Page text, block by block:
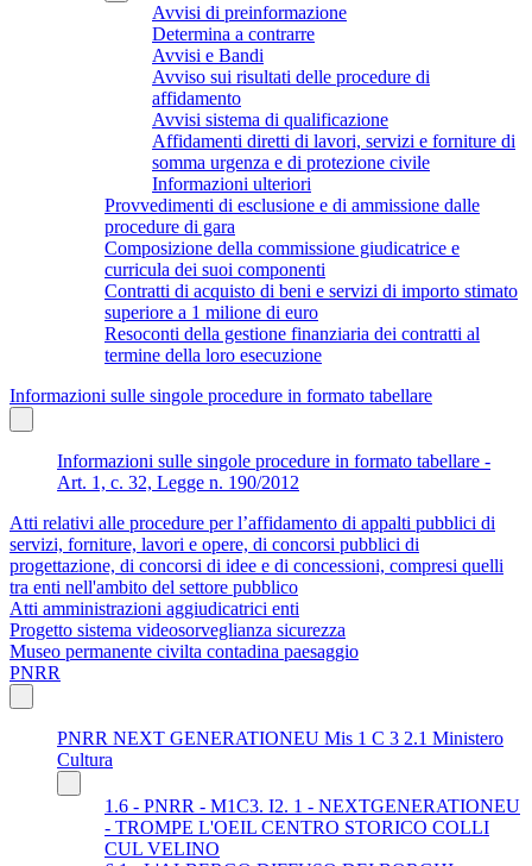
Avvisi di preinformazione
Determina a contrarre
Avvisi e Bandi
Avviso sui risultati delle procedure di
affidamento
Avvisi sistema di qualificazione
Affidamenti diretti di lavori, servizi e forniture di
somma urgenza e di protezione civile
Informazioni ulteriori
Provvedimenti di esclusione e di ammissione dalle
procedure di gara
Composizione della commissione giudicatrice e
curricula dei suoi componenti
Contratti di acquisto di beni e servizi di importo stimato
superiore a 1 milione di euro
Resoconti della gestione finanziaria dei contratti al
termine della loro esecuzione
Informazioni sulle singole procedure in formato tabellare
Informazioni sulle singole procedure in formato tabellare -
Art. 1, c. 32, Legge n. 190/2012
Atti relativi alle procedure per l’affidamento di appalti pubblici di
servizi, forniture, lavori e opere, di concorsi pubblici di
progettazione, di concorsi di idee e di concessioni, compresi quelli
tra enti nell'ambito del settore pubblico
Atti amministrazioni aggiudicatrici enti
Progetto sistema videosorveglianza sicurezza
Museo permanente civilta contadina paesaggio
PNRR
PNRR NEXT GENERATIONEU Mis 1 C 3 2.1 Ministero
Cultura
1.6 - PNRR - M1C3. I2. 1 - NEXTGENERATIONEU
- TROMPE L'OEIL CENTRO STORICO COLLI
CUL VELINO